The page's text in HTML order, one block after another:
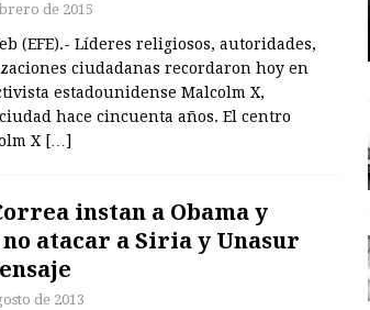
de 2015
(EFE).- Líderes religiosos, autoridades,
ciudadanas recordaron hoy en
estadounidense Malcolm X,
hace cincuenta años. El centro
X […]
instan a Obama y
atacar a Siria y Unasur
de 2013